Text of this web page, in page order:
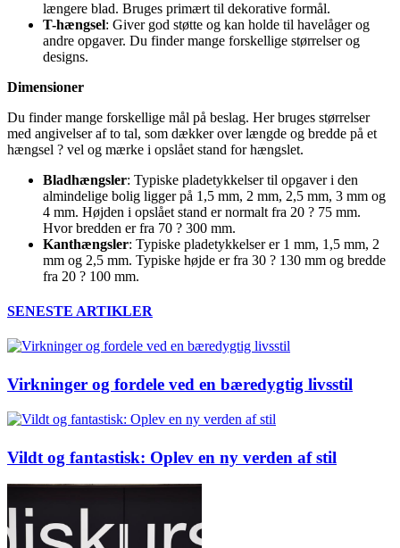
længere blad. Bruges primært til dekorative formål.
T-hængsel: Giver god støtte og kan holde til havelåger og
andre opgaver. Du finder mange forskellige størrelser og
designs.
Dimensioner
Du finder mange forskellige mål på beslag. Her bruges størrelser
med angivelser af to tal, som dækker over længde og bredde på et
hængsel ? vel og mærke i opslået stand for hængslet.
Bladhængsler: Typiske pladetykkelser til opgaver i den
almindelige bolig ligger på 1,5 mm, 2 mm, 2,5 mm, 3 mm og
4 mm. Højden i opslået stand er normalt fra 20 ? 75 mm.
Hvor bredden er fra 70 ? 300 mm.
Kanthængsler: Typiske pladetykkelser er 1 mm, 1,5 mm, 2
mm og 2,5 mm. Typiske højde er fra 30 ? 130 mm og bredde
fra 20 ? 100 mm.
SENESTE ARTIKLER
Virkninger og fordele ved en bæredygtig livsstil
Vildt og fantastisk: Oplev en ny verden af stil